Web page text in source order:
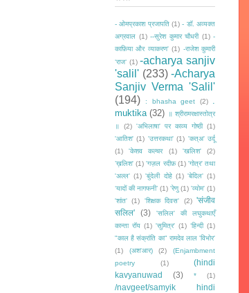
- ओमप्रकाश प्रजापति (1) - डॉ. अव्यक्त
अग्रवाल (1) --सुरेश कुमार चौधरी (1) -
काफ़िया और व्याकरण' (1) -राजेश कुमारी
‘राज‘ (1) -acharya sanjiv
'salil' (233) -Acharya
Sanjiv Verma 'Salil'
(194)
: bhasha geet (2)
muktika (32)
॥ श्रीरामरक्षास्तोत्र
॥
(2) 'अभिलाषा' पर काव्य गोष्ठी (1)
'आतिश' (1) 'उत्तरकथा' (1) 'कत्अ' उर्दू
(1)
'केशव कल्चर (1) 'खलिश'
(2)
’ख़लिश' (1) 'गज़ल रदीफ़ (1) 'गोत्र' तथा
'अल्ल' (1) 'बुंदेली दोहे (1) 'बेदिल' (1)
‘यादों की नागफनी’ (1) 'रेणु (1) 'व्योम' (1)
'शांत' (1) 'शिक्षक दिवस' (2) 'संजीव
सलिल'
(3)
'सलिल' की लघुकथाएँ
कान्ता रॉय (1) 'सुमित्र' (1) ‘हिन्दी (1)
"काल है संक्रांति का" रामदेव लाल 'विभोर'
(1)
(अश'आर) (2)
(Enjambment
poetry
(1)
(hindi
kavyanuwad
(3) * (1)
/navgeet/samyik hindi